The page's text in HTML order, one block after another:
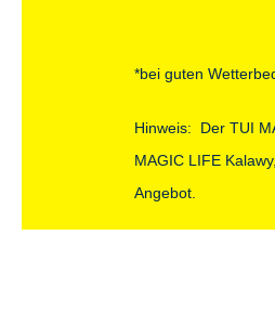
*bei guten
Hinweis: Der TUI
MAGIC LIFE
Angebot.